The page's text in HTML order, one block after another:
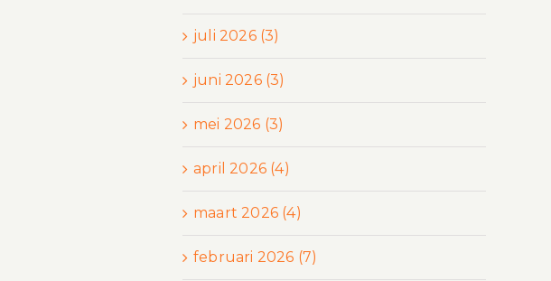
juli 2026 (3)
juni 2026 (3)
mei 2026 (3)
april 2026 (4)
maart 2026 (4)
februari 2026 (7)